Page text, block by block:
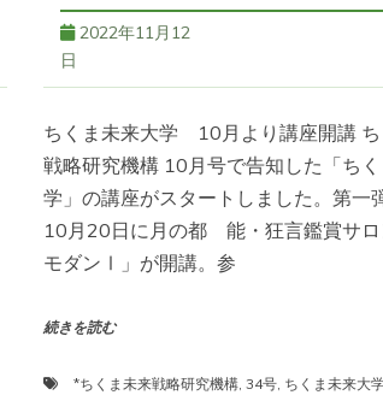
2022年11月12
日
ちくま未来大学 10月より講座開講
戦略研究機構 10月号で告知した「ち
学」の講座がスタートしました。第一
10月20日に月の都 能・狂言鑑賞サロ
モダンⅠ」が開講。参
続きを読む
*ちくま未来戦略研究機構,34号, ちくま未来大